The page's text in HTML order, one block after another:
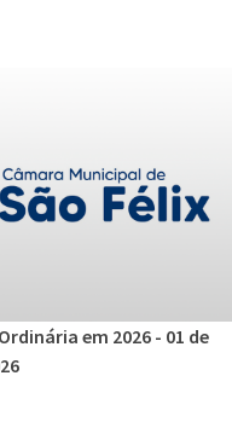
em 2026 - 01 de